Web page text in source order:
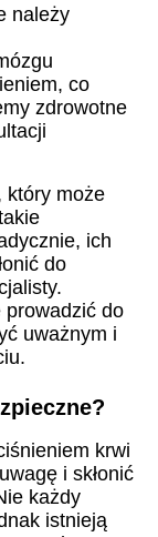
należy
co
zdrowotne
który może
ich
do
prowadzić do
uważnym i
krwi
i skłonić
każdy
istnieją